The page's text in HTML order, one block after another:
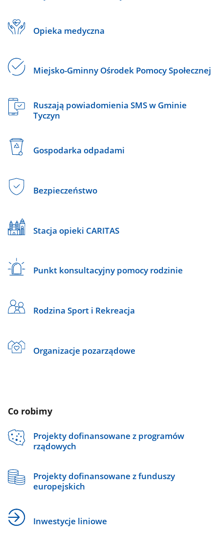
Opieka medyczna
Miejsko-Gminny Ośrodek Pomocy Społecznej
Ruszają powiadomienia SMS w Gminie
Tyczyn
Gospodarka odpadami
Bezpieczeństwo
Stacja opieki CARITAS
Punkt konsultacyjny pomocy rodzinie
Rodzina Sport i Rekreacja
Organizacje pozarządowe
Co robimy
Projekty dofinansowane z programów
rządowych
Projekty dofinansowane z funduszy
europejskich
Inwestycje liniowe